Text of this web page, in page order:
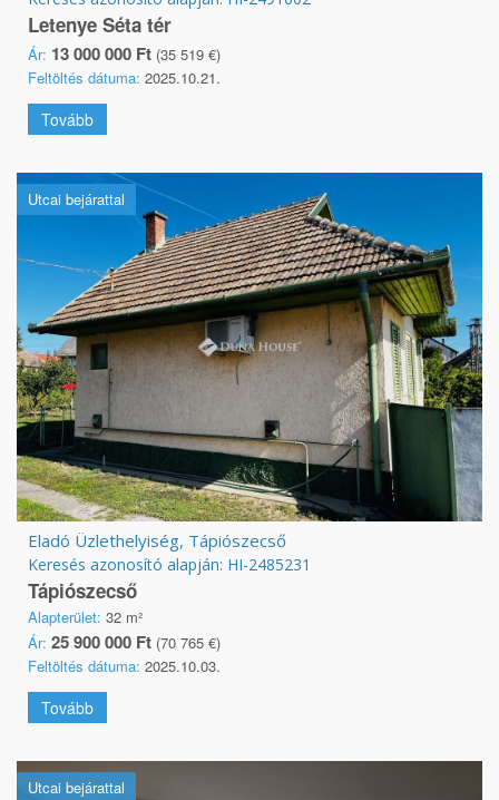
Letenye Séta tér
Ár: 13 000 000 Ft (35 519 €)
Feltöltés dátuma: 2025.10.21.
Tovább
Utcai bejárattal
Eladó Üzlethelyiség, Tápiószecső
Keresés azonosító alapján: HI-2485231
Tápiószecső
Alapterület: 32 m²
Ár: 25 900 000 Ft (70 765 €)
Feltöltés dátuma: 2025.10.03.
Tovább
Utcai bejárattal